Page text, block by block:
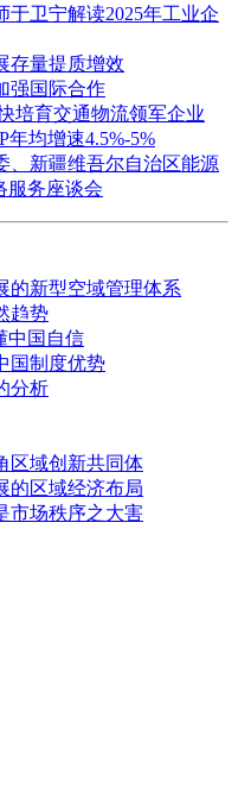
于卫宁解读2025年工业企
存量提质增效
强国际合作
培育交通物流领军企业
年均增速4.5%-5%
、新疆维吾尔自治区能源
服务座谈会
的新型空域管理体系
趋势
中国自信
国制度优势
分析
区域创新共同体
的区域经济布局
市场秩序之大害